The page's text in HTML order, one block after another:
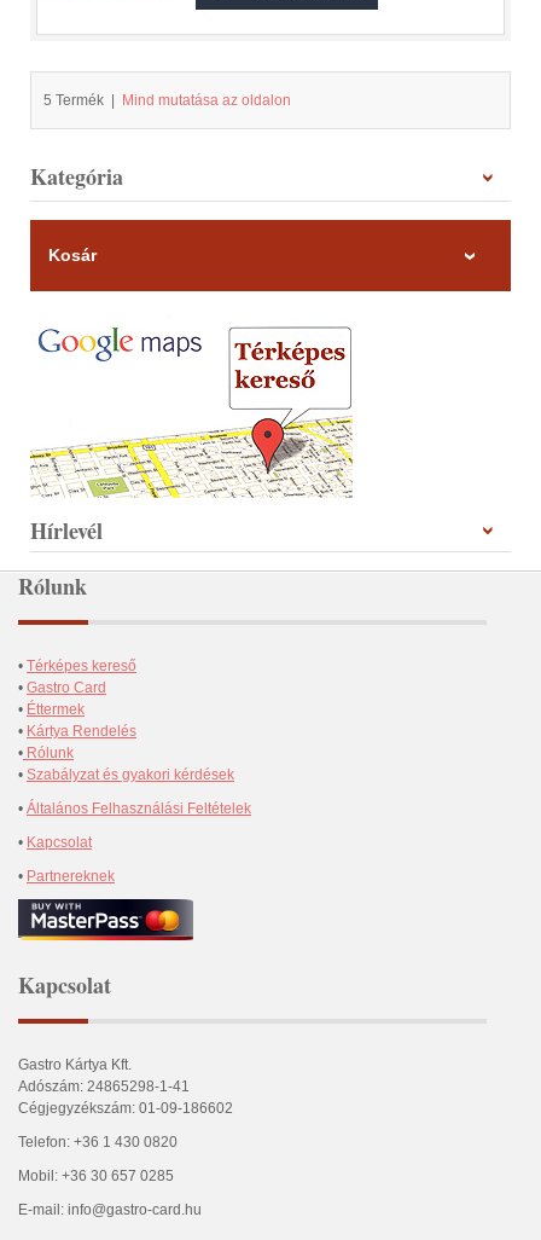
5 Termék Mind mutatása az oldalon
Kategória
Kosár
Hírlevél
Rólunk
• Térképes kereső
• Gastro Card
• Éttermek
• Kártya Rendelés
• Rólunk
• Szabályzat és gyakori kérdések
• Általános Felhasználási Feltételek
• Kapcsolat
• Partnereknek
Kapcsolat
Gastro Kártya Kft.
Adószám: 24865298-1-41
Cégjegyzékszám: 01-09-186602
Telefon: +36 1 430 0820
Mobil: +36 30 657 0285
E-mail: info@gastro-card.hu